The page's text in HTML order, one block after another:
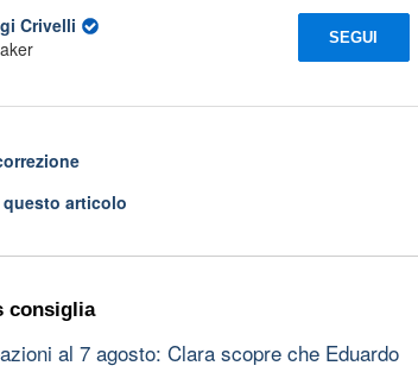
Crivelli
SEGUI
articolo
consiglia
al 7 agosto: Clara scopre che Eduardo